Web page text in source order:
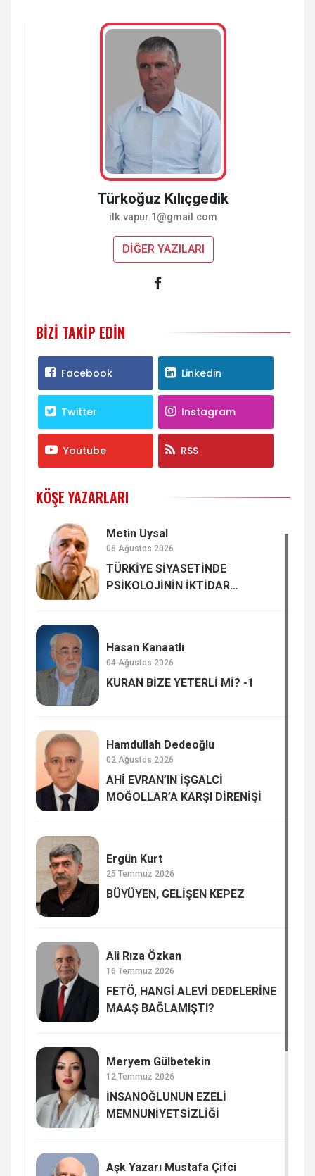
Türkoğuz Kılıçgedik
ilk.vapur.1@gmail.com
DİĞER YAZILARI
BIZI TAKIP EDIN
Facebook Linkedin
Twitter Instagram
Youtube RSS
KÖŞE YAZARLARI
Metin Uysal
06 Ağustos 2026
TÜRKİYE SİYASETİNDE
PSİKOLOJİNİN İKTİDAR
Hasan Kanaatlı
04 Ağustos 2026
KURAN BİZE YETERLİ Mİ? -1
Hamdullah Dedeoğlu
02 Ağustos 2026
AHİ EVRAN’IN İŞGALCİ
MOĞOLLAR’A KARŞI DİRENİŞİ
Ergün Kurt
25 Temmuz 2026
BÜYÜYEN, GELİŞEN KEPEZ
Ali Rıza Özkan
16 Temmuz 2026
FETÖ, HANGİ ALEVİ DEDELERİNE
MAAŞ BAĞLAMIŞTI?
Meryem Gülbetekin
12 Temmuz 2026
İNSANOĞLUNUN EZELİ
MEMNUNİYETSİZLİĞİ
Aşk Yazarı Mustafa Çifci